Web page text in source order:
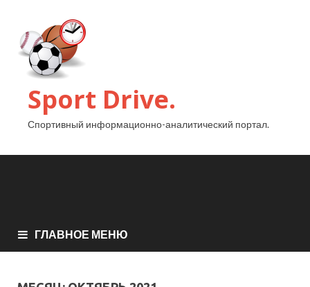
Sport Drive.
Спортивный информационно-аналитический портал.
ГЛАВНОЕ МЕНЮ